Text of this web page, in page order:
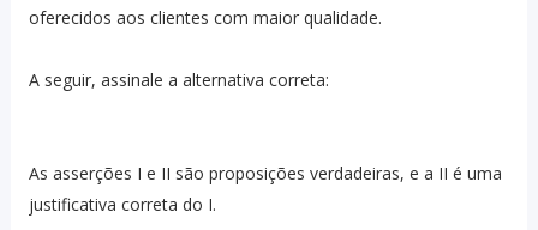
oferecidos aos clientes com maior qualidade.
A seguir, assinale a alternativa correta:
As asserções I e II são proposições verdadeiras, e a II é uma
justificativa correta do I.